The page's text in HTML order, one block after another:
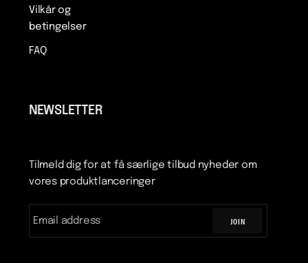
Vilkår og
betingelser
FAQ
NEWSLETTER
Tilmeld dig for at få særlige tilbud nyheder om
vores produktlanceringer
JOIN